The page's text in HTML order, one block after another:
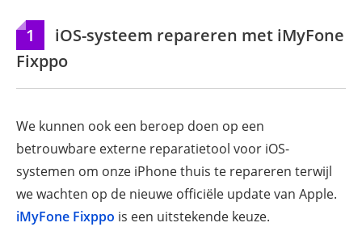
1
iOS-systeem repareren met iMyFone
Fixppo
We kunnen ook een beroep doen op een
betrouwbare externe reparatietool voor iOS-
systemen om onze iPhone thuis te repareren terwijl
we wachten op de nieuwe officiële update van Apple.
iMyFone Fixppo is een uitstekende keuze.